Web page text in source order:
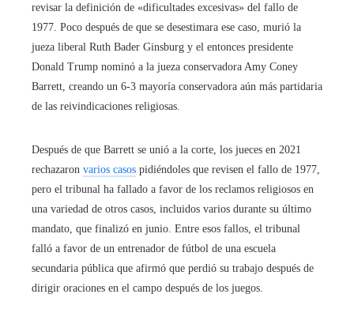
revisar la definición de «dificultades excesivas» del fallo de
1977. Poco después de que se desestimara ese caso, murió la
jueza liberal Ruth Bader Ginsburg y el entonces presidente
Donald Trump nominó a la jueza conservadora Amy Coney
Barrett, creando un 6-3 mayoría conservadora aún más partidaria
de las reivindicaciones religiosas.
Después de que Barrett se unió a la corte, los jueces en 2021
rechazaron varios casos pidiéndoles que revisen el fallo de 1977,
pero el tribunal ha fallado a favor de los reclamos religiosos en
una variedad de otros casos, incluidos varios durante su último
mandato, que finalizó en junio. Entre esos fallos, el tribunal
falló a favor de un entrenador de fútbol de una escuela
secundaria pública que afirmó que perdió su trabajo después de
dirigir oraciones en el campo después de los juegos.